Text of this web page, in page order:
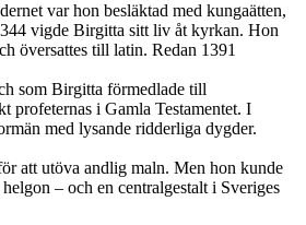
var hon besläktad med kungaätten,
vigde Birgitta sitt liv åt kyrkan. Hon
översattes till latin. Redan 1391
som Birgitta förmedlade till
profeternas i Gamla Testamentet. I
med lysande ridderliga dygder.
att utöva andlig maln. Men hon kunde
– och en centralgestalt i Sveriges